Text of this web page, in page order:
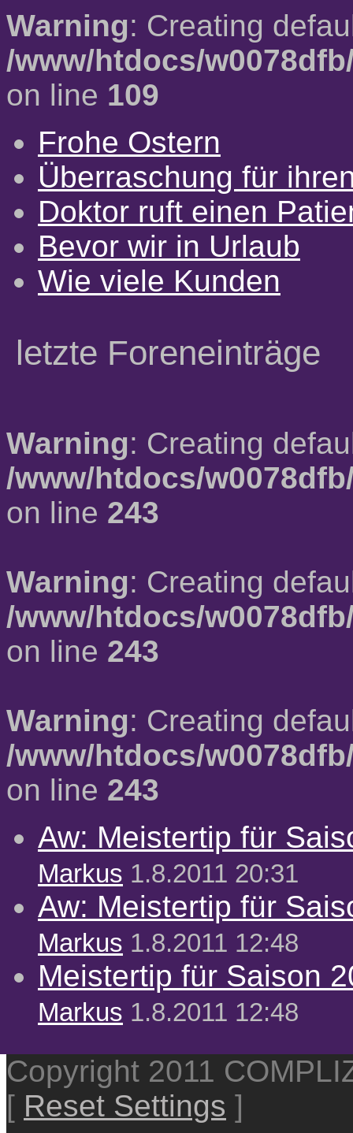
Warning: Creating
/www/htdocs/
on line 109
Frohe Ostern
Überraschung für
Doktor ruft einen
Bevor wir in Urlaub
Wie viele Kunden
letzte Foreneinträge
Warning: Creating
/www/htdocs/
on line 243
Warning: Creating
/www/htdocs/
on line 243
Warning: Creating
/www/htdocs/
on line 243
Aw: Meistertip für
Markus 1.8.2011 20:31
Aw: Meistertip für
Markus 1.8.2011 12:48
Meistertip für Saison
Markus 1.8.2011 12:48
Copyright 2011
[ Reset Settings ]